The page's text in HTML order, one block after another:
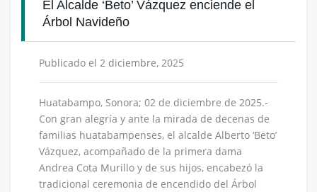
El Alcalde ‘Beto’ Vázquez enciende el
Árbol Navideño
Publicado el 2 diciembre, 2025
Huatabampo, Sonora; 02 de diciembre de 2025.-
Con gran alegría y ante la mirada de decenas de
familias huatabampenses, el alcalde Alberto ‘Beto’
Vázquez, acompañado de la primera dama
Andrea Cota Murillo y de sus hijos, encabezó la
tradicional ceremonia de encendido del Árbol